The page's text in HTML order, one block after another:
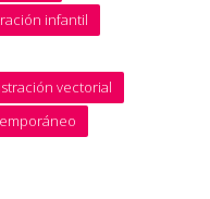
infantil
vectorial